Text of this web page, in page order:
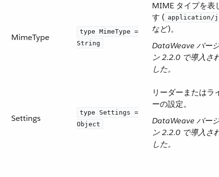
MimeType
type MimeType =
String
MIME タイプを表
す (​ application/
など)。
DataWeave バー
ン 2.2.0 で導入さ
した。
Settings
type Settings =
Object
リーダーまたはラ
ーの設定。
DataWeave バー
ン 2.2.0 で導入さ
した。